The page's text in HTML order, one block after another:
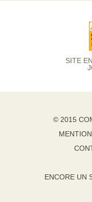
SITE
© 2015
ENCORE UN